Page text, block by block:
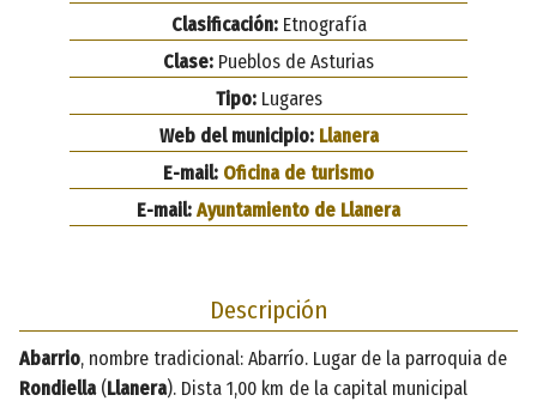
Clasificación:Etnografía
Clase: Pueblos de Asturias
Tipo:Lugares
Web del municipio: Llanera
E-mail: Oficina de turismo
E-mail: Ayuntamiento de Llanera
Descripción
Abarrio, nombre tradicional: Abarrío. Lugar de la parroquia de
Rondiella(Llanera). Dista 1,00 km de la capital municipal